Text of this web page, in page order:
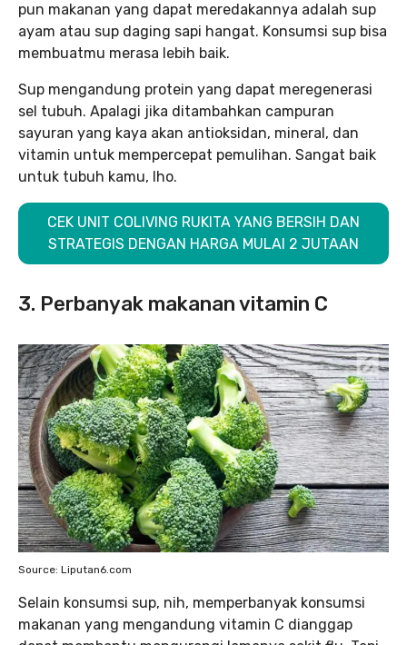
pun makanan yang dapat meredakannya adalah sup
ayam atau sup daging sapi hangat. Konsumsi sup bisa
membuatmu merasa lebih baik.
Sup mengandung protein yang dapat meregenerasi
sel tubuh. Apalagi jika ditambahkan campuran
sayuran yang kaya akan antioksidan, mineral, dan
vitamin untuk mempercepat pemulihan. Sangat baik
untuk tubuh kamu, lho.
CEK UNIT COLIVING RUKITA YANG BERSIH DAN
STRATEGIS DENGAN HARGA MULAI 2 JUTAAN
3. Perbanyak makanan vitamin C
Source: Liputan6.com
Selain konsumsi sup, nih, memperbanyak konsumsi
makanan yang mengandung vitamin C dianggap